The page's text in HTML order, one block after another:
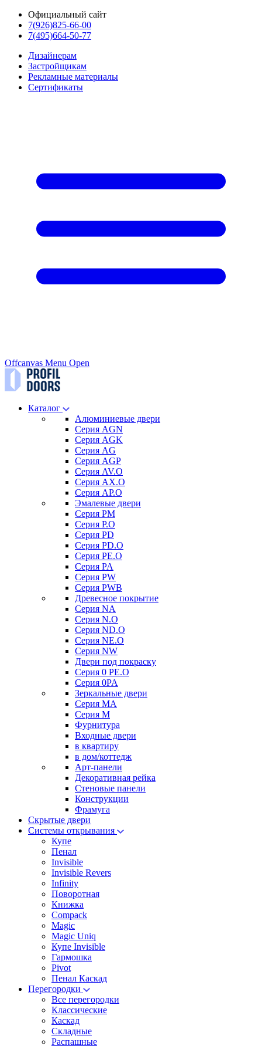
Официальный сайт
7(926)825-66-00
7(495)664-50-77
Дизайнерам
Застройщикам
Рекламные материалы
Сертификаты
Offcanvas Menu Open
Каталог
Алюминиевые двери
Серия AGN
Серия AGK
Серия AG
Серия AGP
Серия AV.O
Серия AX.O
Серия AP.O
Эмалевые двери
Серия PM
Серия P.O
Серия PD
Серия PD.O
Серия PE.O
Серия PA
Серия PW
Серия PWB
Древесное покрытие
Серия NA
Серия N.O
Серия ND.O
Серия NE.O
Серия NW
Двери под покраску
Серия 0 PE.O
Серия 0PA
Зеркальные двери
Серия MA
Серия M
Фурнитура
Входные двери
в квартиру
в дом/коттедж
Арт-панели
Декоративная рейка
Стеновые панели
Конструкции
Фрамуга
Скрытые двери
Системы открывания
Купе
Пенал
Invisible
Invisible Revers
Infinity
Поворотная
Книжка
Compack
Magic
Magic Uniq
Купе Invisible
Гармошка
Pivot
Пенал Каскад
Перегородки
Все перегородки
Классические
Каскад
Складные
Распашные